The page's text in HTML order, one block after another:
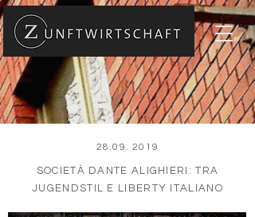
28.09. 2019
SOCIETÀ DANTE ALIGHIERI: TRA
JUGENDSTIL E LIBERTY ITALIANO